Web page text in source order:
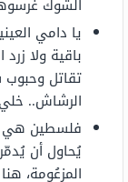
الشوك
يا دامي
باقية ولا
تقاتل
الرشاش..
فلسطين هي
يُحاول أن
المزعُومة،